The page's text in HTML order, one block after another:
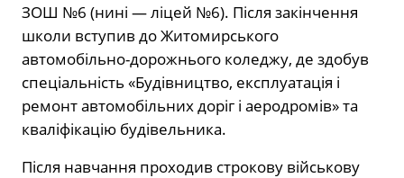
ЗОШ №6 (нині — ліцей №6). Після закінчення
школи вступив до Житомирського
автомобільно-дорожнього коледжу, де здобув
спеціальність «Будівництво, експлуатація і
ремонт автомобільних доріг і аеродромів» та
кваліфікацію будівельника.
Після навчання проходив строкову військову